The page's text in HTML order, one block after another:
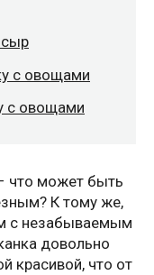
сыр
с овощами
с овощами
что может быть
К тому же,
с незабываемым
довольно
красивой, что от